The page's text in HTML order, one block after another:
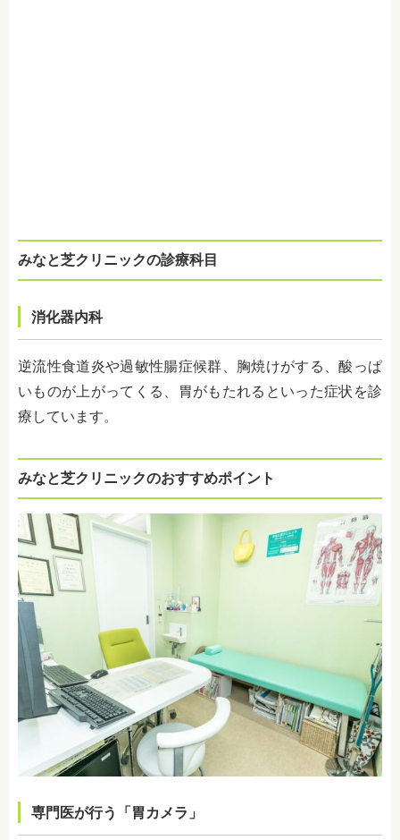
みなと芝クリニックの診療科目
消化器内科
逆流性食道炎や過敏性腸症候群、 胸焼けがする、酸っぱ
いものが上がってくる、胃がもたれるといった症状を診
療してい ます。
みなと芝クリニックのおすすめポイント
専門医が行う「胃カメラ」